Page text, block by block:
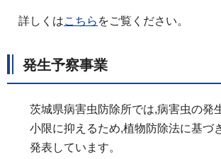
詳しくはこちら をご覧ください。
発生予察事業
茨城県病害虫防除所では,病害虫の発
小限に抑えるため,植物防除法に基づ
発表しています。